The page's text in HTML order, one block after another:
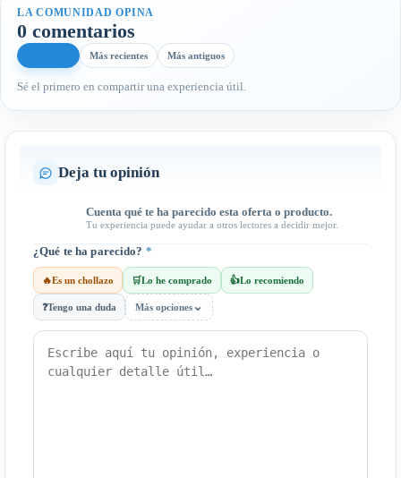
LA COMUNIDAD OPINA
0 comentarios
Más recientes Más antiguos
Sé el primero en compartir una experiencia útil.
Deja tu opinión
Cuenta qué te ha parecido esta oferta o producto.
Tu experiencia puede ayudar a otros lectores a decidir mejor.
¿Qué te ha parecido? *
🔥Es un chollazo 🛒Lo he comprado 👍Lo recomiendo
❓Tengo una duda Más opciones ⌄